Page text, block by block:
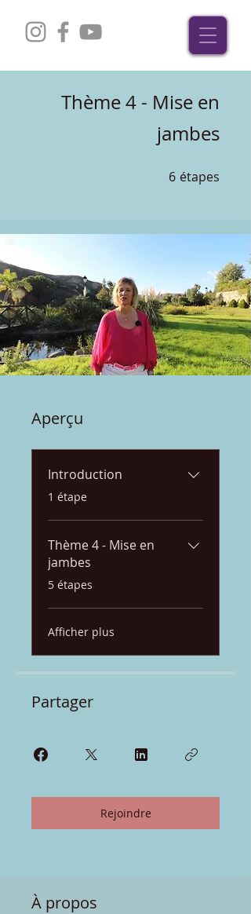
Thème 4 - Mise en
jambes
6 étapes
Aperçu
Introduction
.1 étape
Thème 4 - Mise en
jambes
.5 étapes
Afficher plus
Partager
Rejoindre
À propos